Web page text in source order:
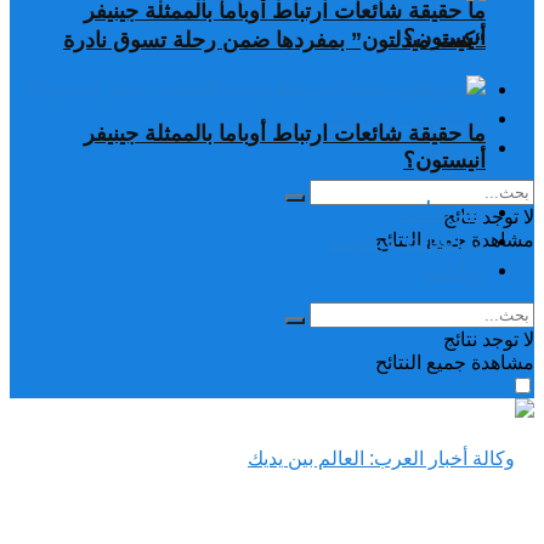
ما حقيقة شائعات ارتباط أوباما بالممثلة جينيفر
أنيستون؟
تغريدات
دراسات وبحوث
رياضة
لا توجد نتائج
مشاهدة جميع النتائح
“كيت ميدلتون” بمفردها ضمن رحلة تسوق نادرة
ما حقيقة شائعات ارتباط أوباما بالممثلة جينيفر
أنيستون؟
تغريدات
دراسات وبحوث
لا توجد نتائج
مشاهدة جميع النتائح